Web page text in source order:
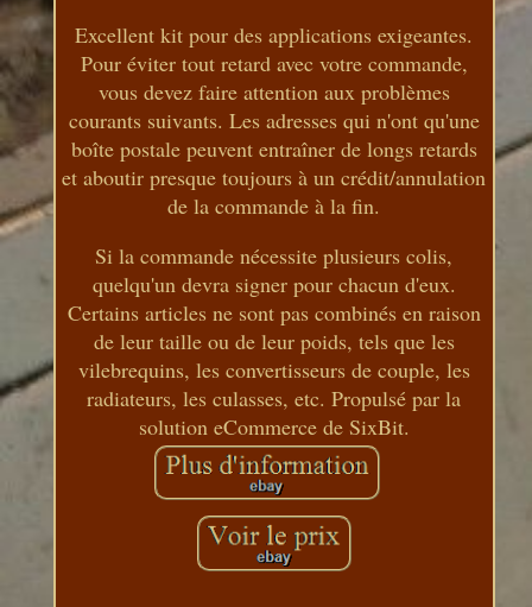
Excellent kit pour des applications exigeantes.
Pour éviter tout retard avec votre commande,
vous devez faire attention aux problèmes
courants suivants. Les adresses qui n'ont qu'une
boîte postale peuvent entraîner de longs retards
et aboutir presque toujours à un crédit/annulation
de la commande à la fin.
Si la commande nécessite plusieurs colis,
quelqu'un devra signer pour chacun d'eux.
Certains articles ne sont pas combinés en raison
de leur taille ou de leur poids, tels que les
vilebrequins, les convertisseurs de couple, les
radiateurs, les culasses, etc. Propulsé par la
solution eCommerce de SixBit.